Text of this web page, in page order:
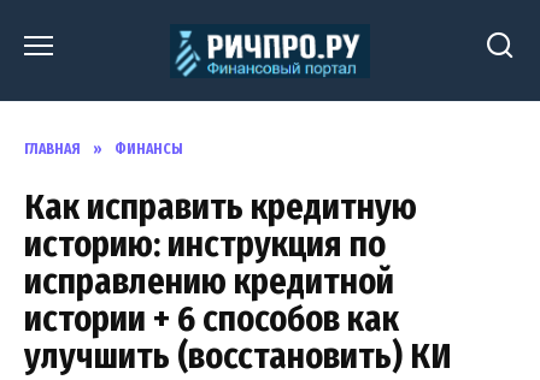
ГЛАВНАЯ » ФИНАНСЫ
Как исправить кредитную
историю: инструкция по
исправлению кредитной
истории + 6 способов как
улучшить (восстановить) КИ